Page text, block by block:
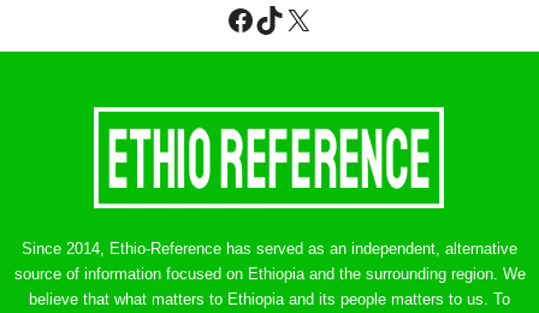
Facebook
TikTok
X
Since 2014, Ethio-Reference has served as an independent, alternative
source of information focused on Ethiopia and the surrounding region. We
believe that what matters to Ethiopia and its people matters to us. To